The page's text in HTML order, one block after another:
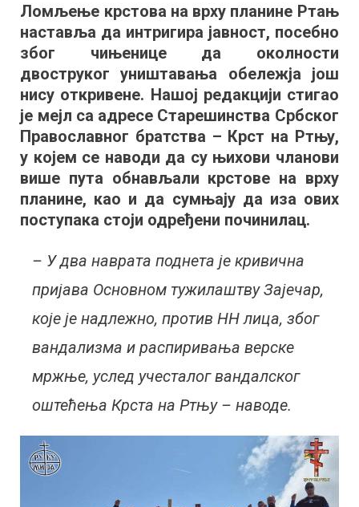
на
Ртњу:
Поднета
пријава
против
непознатих
починилаца
Ломљење крстова на врху планине Ртањ
наставља да интригира јавност, посебно
због чињенице да околности
двоструког уништавања обележја још
нису откривене. Нашој редакцији стигао
је мејл са адресе Старешинства Србског
Православног братства – Крст на Ртњу,
у којем се наводи да су њихови чланови
више пута обнављали крстове на врху
планине, као и да сумњају да иза ових
поступака стоји одређени починилац.
– У два наврата поднета је кривична
пријава Основном тужилаштву Зајечар,
које је надлежно, против НН лица, због
вандализма и распиривања верске
мржње, услед учесталог вандалског
оштећења Крста на Ртњу – наводе.